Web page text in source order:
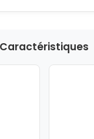
Caractéristiques